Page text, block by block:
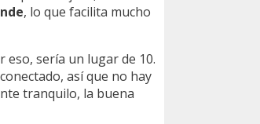
, lo que facilita mucho
sería un lugar de 10.
así que no hay
tranquilo, la buena